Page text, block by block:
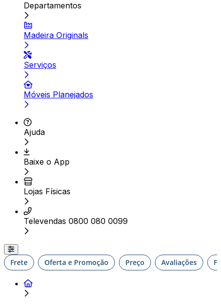
Departamentos
Madeira Originals
Serviços
Móveis Planejados
Ajuda
Baixe o App
Lojas Físicas
Televendas 0800 080 0099
Frete Oferta e Promoção Preço Avaliações